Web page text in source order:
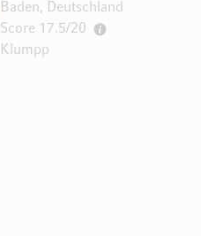
Baden, Deutschland
Score 17.5/20
Klumpp